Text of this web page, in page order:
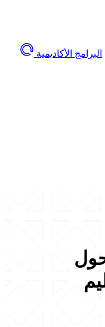
البرامج الأكاديمية